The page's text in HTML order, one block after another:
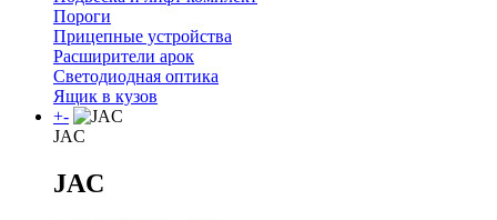
Пороги
Прицепные устройства
Расширители арок
Светодиодная оптика
Ящик в кузов
+-
JAC
JAC